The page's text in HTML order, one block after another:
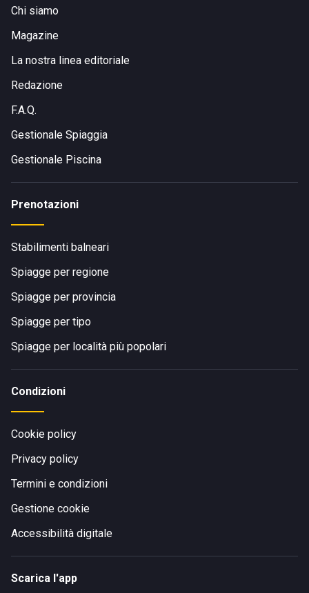
Chi siamo
Magazine
La nostra linea editoriale
Redazione
F.A.Q.
Gestionale Spiaggia
Gestionale Piscina
Prenotazioni
Stabilimenti balneari
Spiagge per regione
Spiagge per provincia
Spiagge per tipo
Spiagge per località più popolari
Condizioni
Cookie policy
Privacy policy
Termini e condizioni
Gestione cookie
Accessibilità digitale
Scarica l'app